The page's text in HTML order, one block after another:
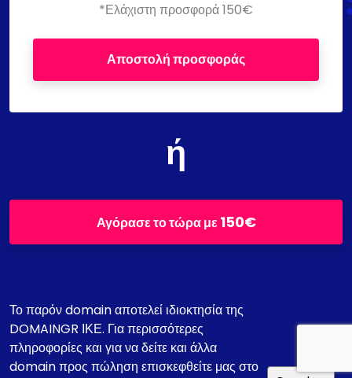
*Ελάχιστη προσφορά 150€
Αποστολή προσφοράς
ή
Αγόρασε το τώρα με150€
Το παρόν domain αποτελεί ιδιοκτησία της
DOMAINGR ΙΚΕ. Για περισσότερες
πληροφορίες και για να δείτε και άλλα
domain προς πώληση επισκεφθείτε μας στο